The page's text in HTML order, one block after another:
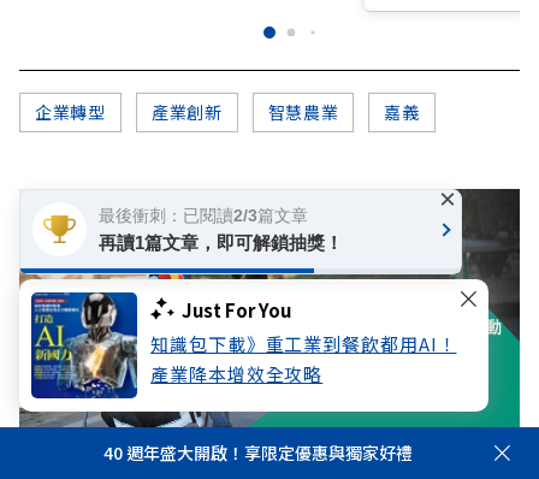
Just For You
知識包下載》重工業到餐飲都用AI！
產業降本增效全攻略
企業轉型 產業創新 智慧農業 嘉義
40 週年盛大開啟！享限定優惠與獨家好禮
最後衝刺：已閱讀2/3篇文章
再讀1篇文章，即可解鎖抽獎！
×